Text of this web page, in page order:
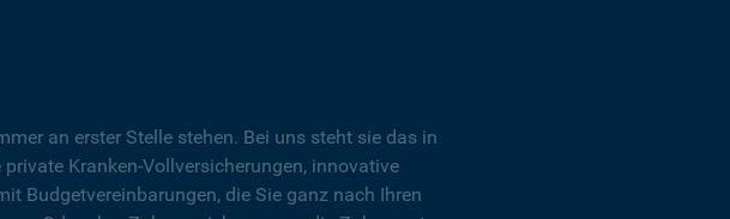
an erster Stelle stehen. Bei uns steht sie das in
Kranken-Vollversicherungen, innovative
Budgetvereinbarungen, die Sie ganz nach Ihren